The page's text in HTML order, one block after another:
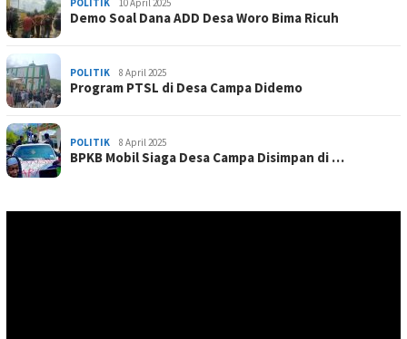
Demo Soal Dana ADD Desa Woro Bima Ricuh
POLITIK 8 April 2025
Program PTSL di Desa Campa Didemo
POLITIK 8 April 2025
BPKB Mobil Siaga Desa Campa Disimpan di …